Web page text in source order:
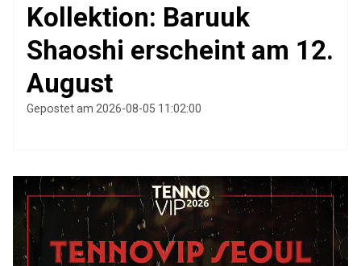
Kollektion: Baruuk
Shaoshi erscheint am 12.
August
Gepostet am 2026-08-05 11:02:00